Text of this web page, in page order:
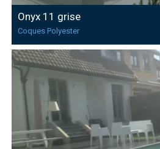
Onyx 11 grise
Coques Polyester